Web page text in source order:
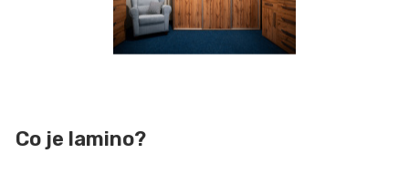
Co je lamino?